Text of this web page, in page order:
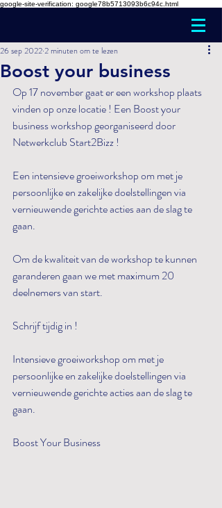
google-site-verification: google78b5713093b6c94c.html
Boost your business
26 sep 20222 minuten om te lezen
Op 17 november gaat er een workshop plaats
vinden op onze locatie ! Een Boost your
business workshop georganiseerd door
Netwerkclub Start2Bizz !
Een intensieve groeiworkshop om met je
persoonlijke en zakelijke doelstellingen via
vernieuwende gerichte acties aan de slag te
gaan.
Om de kwaliteit van de workshop te kunnen
garanderen gaan we met maximum 20
deelnemers van start.
Schrijf tijdig in !
Intensieve groeiworkshop om met je
persoonlijke en zakelijke doelstellingen via
vernieuwende gerichte acties aan de slag te
gaan.
Boost Your Business